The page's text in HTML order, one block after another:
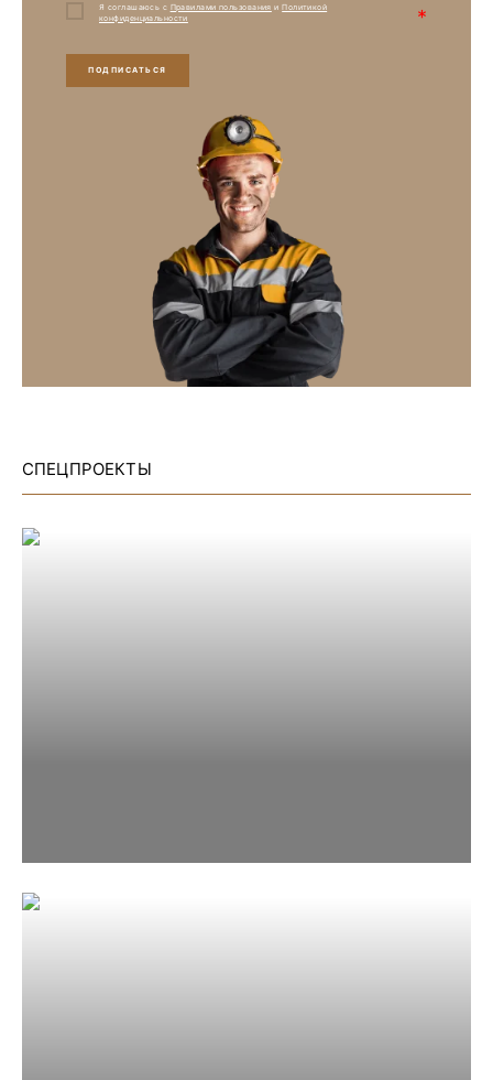
Я соглашаюсь с Правилами пользования иПолитикой
конфиденциальности
*
ПОДПИСАТЬСЯ
СПЕЦПРОЕКТЫ